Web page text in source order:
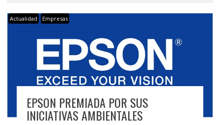
Actualidad Empresas
EPSON PREMIADA POR SUS
INICIATIVAS AMBIENTALES